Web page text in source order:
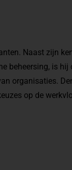
Naast zijn
beheersing, is hij
organisaties.
op de